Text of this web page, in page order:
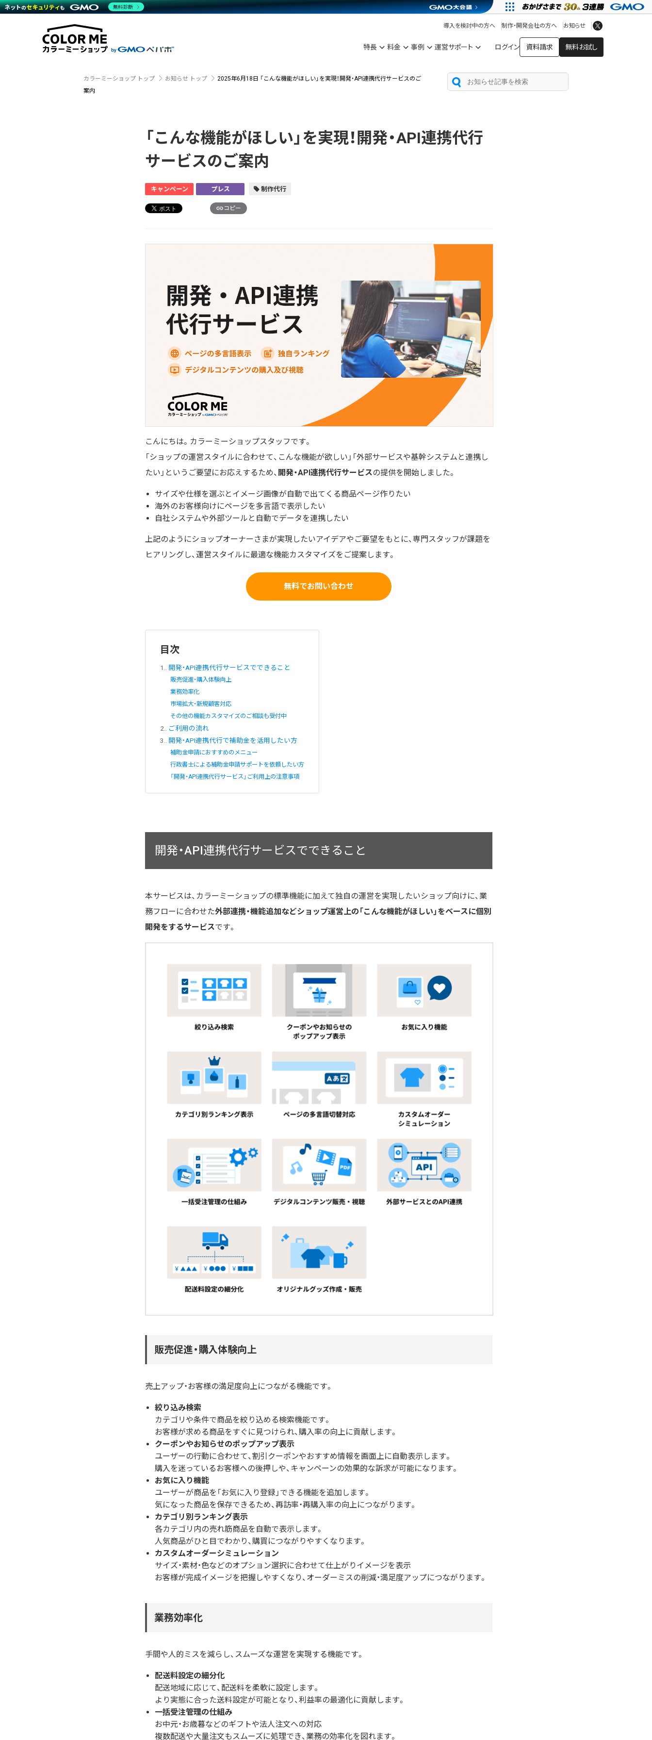
特長 料金 事例 運営サポート ログイン 資料請求 無料お試し
導入を検討中の方へ 制作・開発会社の方へ お知らせ
商材一覧を見る
機能一覧を見る
越境EC（海外販売）
売上につながる集客
モバイルアプリ
複数店舗との連携
雑貨販売 アプリストア
料金
プラン・料金一覧を見る
料金シミュレーション
事例
運営サポート
サポート一覧を見る
開発・API連携代行 よむよむカラーミー
ヘルプを見る
ヘルプセンター
カラーミーショップ トップ お知らせ トップ 2025年6月18日 「こんな機能がほしい」を実現！開発・API連携代行サービスのご
案内
「こんな機能がほしい」を実現！開発・API連携代行
サービスのご案内
キャンペーン プレス 制作代行
コピー
こんにちは。カラーミーショップスタッフです。
「ショップの運営スタイルに合わせて、こんな機能が欲しい」「外部サービスや基幹システムと連携し
たい」というご要望にお応えするため、 開発・API連携代行サービスの提供を開始しました。
サイズや仕様を選ぶとイメージ画像が自動で出てくる商品ページ作りたい
海外のお客様向けにページを多言語で表示したい
自社システムや外部ツールと自動でデータを連携したい
上記のようにショップオーナーさまが実現したいアイデアやご要望をもとに、専門スタッフが課題を
ヒアリングし、運営スタイルに最適な機能カスタマイズをご提案します。
無料でお問い合わせ
目次
1. 開発・API連携代行サービスでできること
販売促進・購入体験向上
業務効率化
市場拡大・新規顧客対応
その他の機能カスタマイズのご相談も受付中
2. ご利用の流れ
3. 開発・API連携代行で補助金を活用したい方
補助金申請におすすめのメニュー
行政書士による補助金申請サポートを依頼したい方
「開発・API連携代行サービス」ご利用上の注意事項
開発・API連携代行サービスでできること
本サービスは、カラーミーショップの標準機能に加えて独自の運営を実現したいショップ向けに、業
務フローに合わせた外部連携・機能追加などショップ運営上の「こんな機能がほしい」をベースに個別
開発をするサービスです。
販売促進・購入体験向上
売上アップ・お客様の満足度向上につながる機能です。
絞り込み検索
カテゴリや条件で商品を絞り込める検索機能です。
お客様が求める商品をすぐに見つけられ、購入率の向上に貢献します。
クーポンやお知らせのポップアップ表示
ユーザーの行動に合わせて、割引クーポンやおすすめ情報を画面上に自動表示します。
購入を迷っているお客様への後押しや、キャンペーンの効果的な訴求が可能になります。
お気に入り機能
ユーザーが商品を「お気に入り登録」できる機能を追加します。
気になった商品を保存できるため、再訪率・再購入率の向上につながります。
カテゴリ別ランキング表示
各カテゴリ内の売れ筋商品を自動で表示します。
人気商品がひと目でわかり、購買につながりやすくなります。
カスタムオーダーシミュレーション
サイズ・素材・色などのオプション選択に合わせて仕上がりイメージを表示
お客様が完成イメージを把握しやすくなり、オーダーミスの削減・満足度アップにつながります。
業務効率化
手間や人的ミスを減らし、スムーズな運営を実現する機能です。
配送料設定の細分化
配送地域に応じて、配送料を柔軟に設定します。
より実態に合った送料設定が可能となり、利益率の最適化に貢献します。
一括受注管理の仕組み
お中元・お歳暮などのギフトや法人注文への対応
複数配送や大量注文もスムーズに処理でき、業務の効率化を図れます。
無料診断